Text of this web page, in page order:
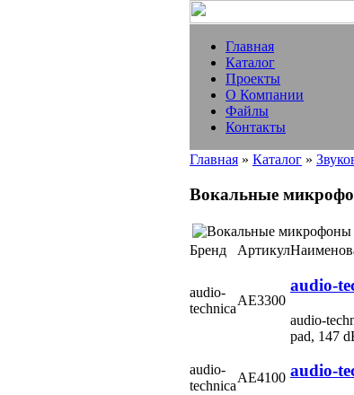
Главная
Каталог
Проекты
О Компании
Файлы
Контакты
Главная » Каталог »
Вокальные
Бренд
Артикул
audio-
technica
AE3300
audio-
audio-
pad, 147
audio-
technica
AE4100 audio-